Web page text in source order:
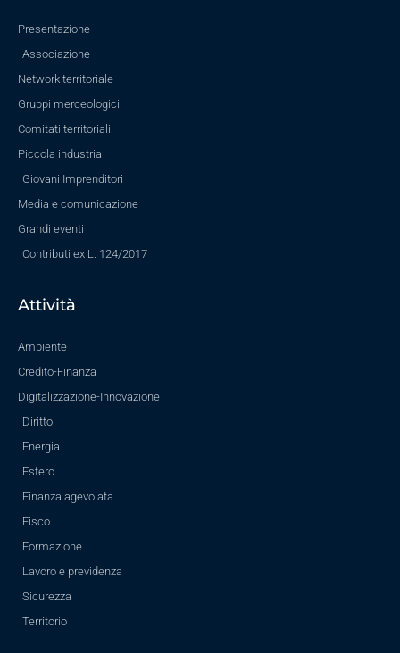
Presentazione
Associazione
Network territoriale
Gruppi merceologici
Comitati territoriali
Piccola industria
Giovani Imprenditori
Media e comunicazione
Grandi eventi
Contributi ex L. 124/2017
Attività
Ambiente
Credito-Finanza
Digitalizzazione-Innovazione
Diritto
Energia
Estero
Finanza agevolata
Fisco
Formazione
Lavoro e previdenza
Sicurezza
Territorio